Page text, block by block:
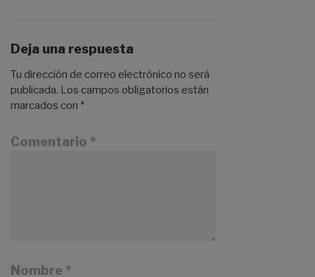
¿cómo
es?
Deja una respuesta
Tu dirección de correo electrónico no será
publicada. Los campos obligatorios están
marcados con *
Comentario *
Nombre *